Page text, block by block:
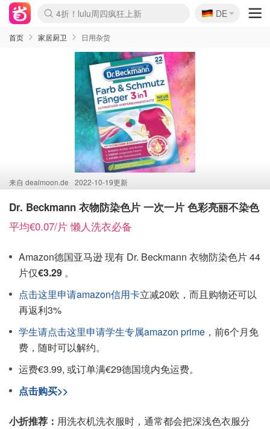
Boticinal 夏促开抢！
4折！lulu周四疯狂上新
还没结束！&OtherStories大促
Joybuy变相75折 随时失效
速领！Stanley独家85折
疑似霸哥！Camper额外叠85折
Zalando 奥莱闪促！每日更新
Moncler反季囤！5折起+叠9折
Coach Brooklyn仅€192
🇩🇪
DE
首页 家居厨卫 日用杂货
来自 dealmoon.de 2022-10-19更新
Dr. Beckmann 衣物防染色片 一次一片 色彩亮丽不染色
平均€0.07/片 懒人洗衣必备
Amazon德国亚马逊 现有 Dr. Beckmann 衣物防染色片 44
片仅€3.29 。
点击这里申请amazon信用卡立减20欧，而且购物还可以
再返利3%
学生请点击这里申请学生专属amazon prime ，前6个月免
费，随时可以解约。
运费€3.99, 或订单满€29德国境内免运费。
点击购买>>
小折推荐： 用洗衣机洗衣服时，通常都会把深浅色衣服分